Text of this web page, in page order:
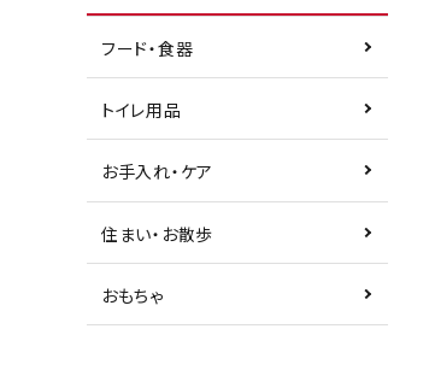
フード・食器
トイレ用品
お手入れ・ケア
住まい・お散歩
おもちゃ